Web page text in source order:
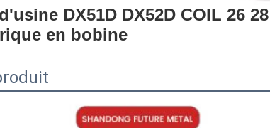
DX51D DX52D COIL 26
en bobine